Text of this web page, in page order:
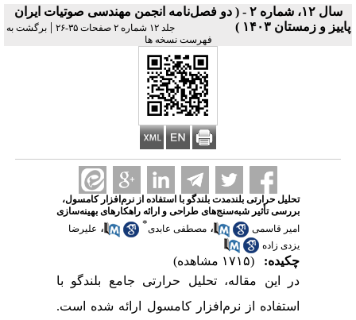
سال ۱۲، شماره ۲ - ( دو فصل‌نامه انجمن مهندسی صوتیات ايران
پاییز و زمستان ۱۴۰۳ )
جلد ۱۲ شماره ۲ صفحات ۳۵-۲۶ |برگشت به
فهرست نسخه ها
تحلیل حرارتی بلندمدت بلندگو با استفاده از نرم‌افزار کامسول،
بررسی تأثیر شبه‌سنج‌های طراحی و ارائه راهکارهای بهینه‌سازی
امیر قاسمی
، مصطفی عابدی* ، علیرضا
یزدی زاده
چکیده:
(۱۷۱۵ مشاهده)
در این مقاله، تحلیل حرارتی جامع بلندگو با
استفاده از نرم‌افزار
کامسول
ارائه شده است.